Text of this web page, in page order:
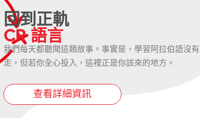
回到正軌
CR 語言
我們每天都聽聞這類故事。事實是，學習阿拉伯語沒有
走，但若你全心投入，這裡正是你該來的地方。.
查看詳細資訊